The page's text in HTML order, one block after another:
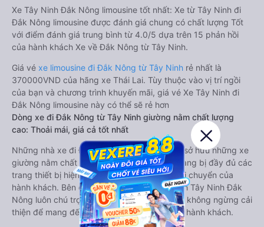
Xe Tây Ninh Đắk Nông limousine tốt nhất: Xe từ Tây Ninh đi
Đắk Nông limousine được đánh giá chung có chất lượng Tốt
với điểm đánh giá trung bình từ 4.0/5 dựa trên 15 phản hồi
của hành khách Xe về Đắk Nông từ Tây Ninh.
Giá vé xe limousine đi Đắk Nông từ Tây Ninh rẻ nhất là
370000VND của hãng xe Thái Lai. Tùy thuộc vào vị trí ngồi
của bạn và chương trình khuyến mãi, giá vé Xe Tây Ninh đi
Đắk Nông limousine này có thể sẽ rẻ hơn
Dòng xe đi Đắk Nông từ Tây Ninh giường nằm chất lượng
cao: Thoải mái, giá cả tốt nhất
Những nhà xe đi Đắk Nông từ Tây Ninh đều sở hữu những xe
giường nằm chất lượng cao. Trên xe được trang bị đầy đủ các
trang thiết bị hiện đại phục vụ cho nhu cầu di chuyển của
hành khách. Bên cạnh đó, các hãng xe khách Tây Ninh Đắk
Nông luôn chú trọng đến chất lượng dịch vụ, không ngừng cải
thiện để mang đến trải nghiệm hoàn hảo cho hành khách.